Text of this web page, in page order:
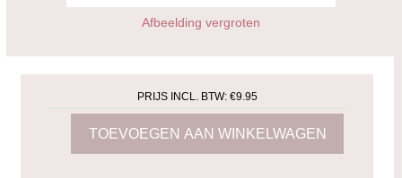
Afbeelding vergroten
PRIJS INCL. BTW: €9.95